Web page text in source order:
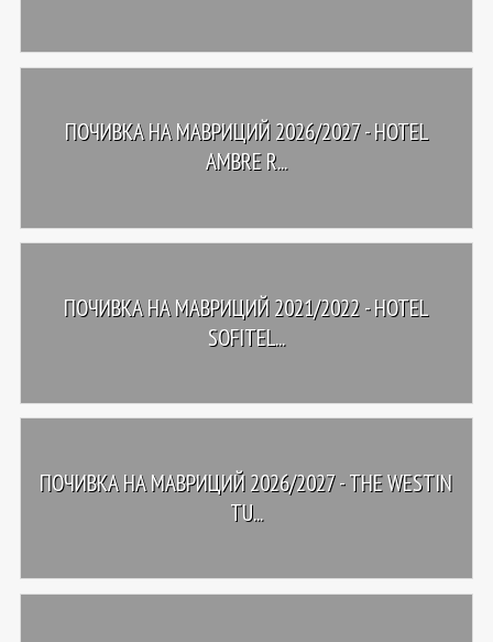
ПОЧИВКА НА МАВРИЦИЙ 2026/2027 - HOTEL
AMBRE R...
ПОЧИВКА НА МАВРИЦИЙ 2021/2022 - HOTEL
SOFITEL...
ПОЧИВКА НА МАВРИЦИЙ 2026/2027 - THE WESTIN
TU...